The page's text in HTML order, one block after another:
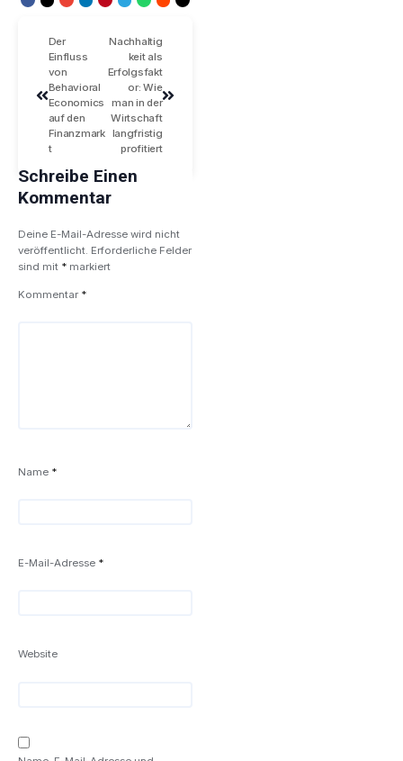
Der
Einfluss
von
Behavioral
Economics
auf den
Finanzmark
t
Nachhaltig
keit als
Erfolgsfakt
or: Wie
man in der
Wirtschaft
langfristig
profitiert
Schreibe Einen
Kommentar
Deine E-Mail-Adresse wird nicht
veröffentlicht. Erforderliche Felder
sind mit * markiert
Kommentar *
Name *
E-Mail-Adresse *
Website